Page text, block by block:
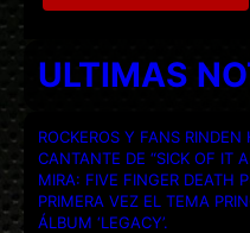
ULTIMAS
ROCKEROS Y FANS
CANTANTE DE “SICK OF IT
MIRA: FIVE FINGER DEATH
PRIMERA VEZ EL TEMA
ÁLBUM ‘LEGACY’.